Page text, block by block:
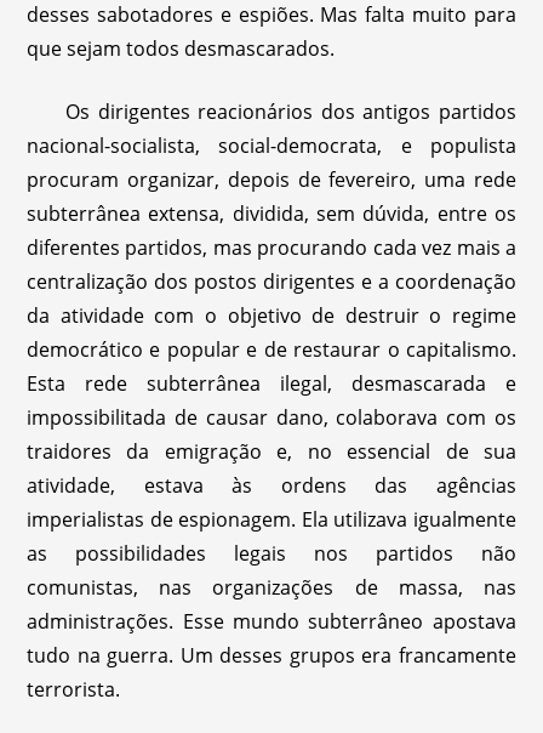
desses sabotadores e espiões. Mas falta muito para
que sejam todos desmascarados.
Os dirigentes reacionários dos antigos partidos
nacional-socialista, social-democrata, e populista
procuram organizar, depois de fevereiro, uma rede
subterrânea extensa, dividida, sem dúvida, entre os
diferentes partidos, mas procurando cada vez mais a
centralização dos postos dirigentes e a coordenação
da atividade com o objetivo de destruir o regime
democrático e popular e de restaurar o capitalismo.
Esta rede subterrânea ilegal, desmascarada e
impossibilitada de causar dano, colaborava com os
traidores da emigração e, no essencial de sua
atividade, estava às ordens das agências
imperialistas de espionagem. Ela utilizava igualmente
as possibilidades legais nos partidos não
comunistas, nas organizações de massa, nas
administrações. Esse mundo subterrâneo apostava
tudo na guerra. Um desses grupos era francamente
terrorista.